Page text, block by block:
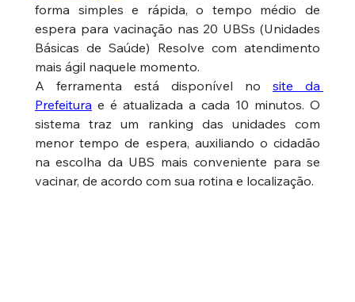
forma simples e rápida, o tempo médio de
espera para vacinação nas 20 UBSs (Unidades
Básicas de Saúde) Resolve com atendimento
mais ágil naquele momento.
A ferramenta está disponível no site da
Prefeitura e é atualizada a cada 10 minutos. O
sistema traz um ranking das unidades com
menor tempo de espera, auxiliando o cidadão
na escolha da UBS mais conveniente para se
vacinar, de acordo com sua rotina e localização.